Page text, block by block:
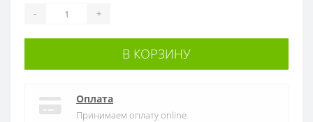
- +
В КОРЗИНУ
Оплата
Принимаем оплату online